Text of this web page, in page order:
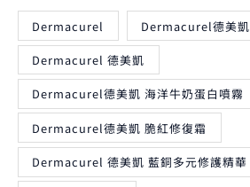
Dermacurel Dermacurel德美凱
Dermacurel 德美凱
Dermacurel德美凱 海洋牛奶蛋白噴霧
Dermacurel德美凱 脆紅修復霜
Dermacurel 德美凱 藍銅多元修護精華